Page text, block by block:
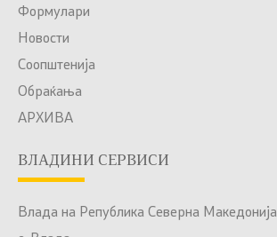
Формулари
Новости
Соопштенија
Обраќања
АРХИВА
ВЛАДИНИ СЕРВИСИ
Влада на Република Северна Македонија